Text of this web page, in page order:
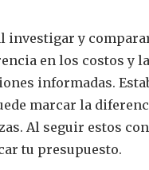
investigar y
en los costos y
informadas.
marcar la
Al seguir estos
tu presupuesto.